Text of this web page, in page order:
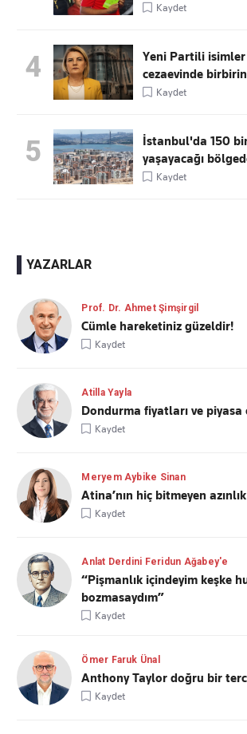
Kaydet
4
Yeni Partili isimler
cezaevinde
Kaydet
5
İstanbul'da 150
yaşayacağı
Kaydet
YAZARLAR
Prof. Dr. Ahmet Şimşirgil
Cümle hareketiniz güzeldir!
Kaydet
Atilla Yayla
Dondurma fiyatları ve piyasa
Kaydet
Meryem Aybike Sinan
Atina’nın hiç bitmeyen
Kaydet
Anlat Derdini Feridun Ağabey'e
“Pişmanlık içindeyim keşke
bozmasaydım”
Kaydet
Ömer Faruk Ünal
Anthony Taylor doğru bir
Kaydet